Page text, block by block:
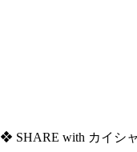
❖ SHARE with カイシ